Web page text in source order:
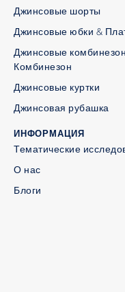
Джинсовые шорты
Джинсовые юбки &
Джинсовые
Комбинезон
Джинсовые куртки
Джинсовая рубашка
ИНФОРМАЦИЯ
Тематические
О нас
Блоги